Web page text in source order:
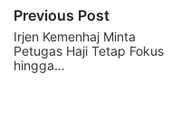
Previous Post
Irjen Kemenhaj Minta
Petugas Haji Tetap Fokus
hingga…